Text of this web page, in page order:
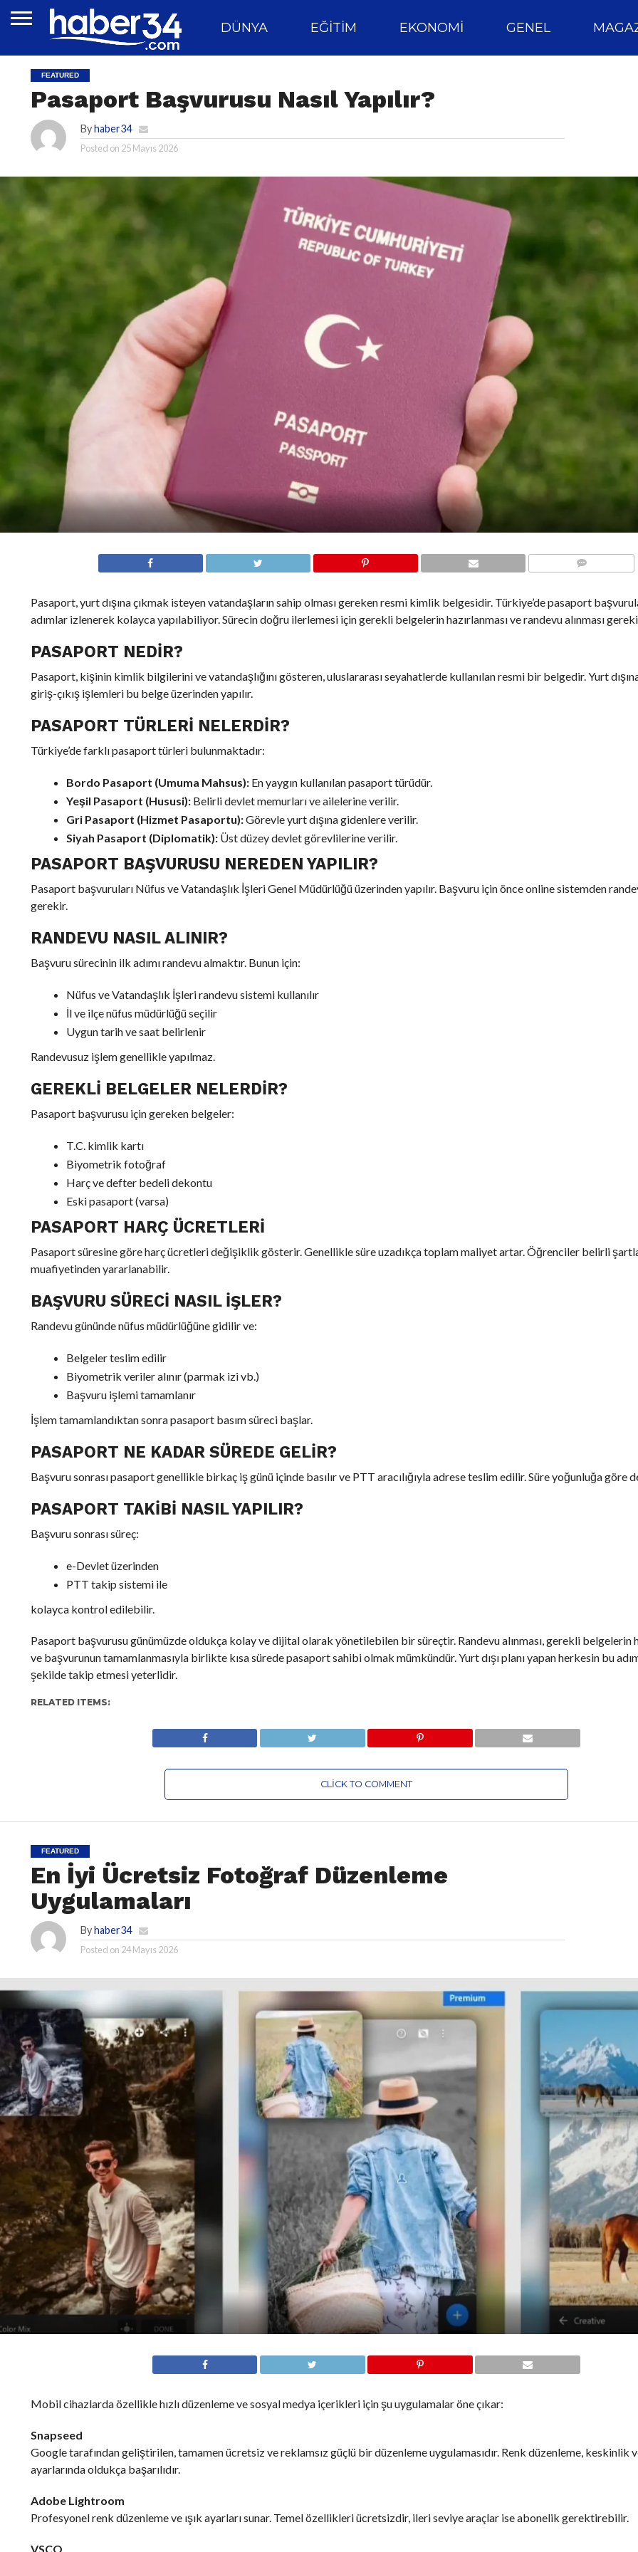
DÜNYA EĞITIM EKONOMI GENEL
FEATURED
Pasaport Başvurusu Nasıl Yapılır?
Byhaber34
Posted on 25 Mayıs 2026
Pasaport, yurt dışına çıkmak isteyen vatandaşların sahip olması gereken resmi kimlik belgesidir. Türkiye’de pasaport
adımlar izlenerek kolayca yapılabiliyor. Sürecin doğru ilerlemesi için gerekli belgelerin hazırlanması ve randevu alınması
PASAPORT NEDIR?
Pasaport, kişinin kimlik bilgilerini ve vatandaşlığını gösteren, uluslararası seyahatlerde kullanılan resmi bir belgedir. Yurt
giriş-çıkış işlemleri bu belge üzerinden yapılır.
PASAPORT TÜRLERI NELERDIR?
Türkiye’de farklı pasaport türleri bulunmaktadır:
Bordo Pasaport (Umuma Mahsus):En yaygın kullanılan pasaport türüdür.
Yeşil Pasaport (Hususi):Belirli devlet memurları ve ailelerine verilir.
Gri Pasaport (Hizmet Pasaportu):Görevle yurt dışına gidenlere verilir.
Siyah Pasaport (Diplomatik):Üst düzey devlet görevlilerine verilir.
PASAPORT BAŞVURUSU NEREDEN YAPILIR?
Pasaport başvuruları Nüfus ve Vatandaşlık İşleri Genel Müdürlüğü üzerinden yapılır. Başvuru için önce online sistemden
gerekir.
RANDEVU NASIL ALINIR?
Başvuru sürecinin ilk adımı randevu almaktır. Bunun için:
Nüfus ve Vatandaşlık İşleri randevu sistemi kullanılır
İl ve ilçe nüfus müdürlüğü seçilir
Uygun tarih ve saat belirlenir
Randevusuz işlem genellikle yapılmaz.
GEREKLI BELGELER NELERDIR?
Pasaport başvurusu için gereken belgeler:
T.C. kimlik kartı
Biyometrik fotoğraf
Harç ve defter bedeli dekontu
Eski pasaport (varsa)
PASAPORT HARÇ ÜCRETLERI
Pasaport süresine göre harç ücretleri değişiklik gösterir. Genellikle süre uzadıkça toplam maliyet artar. Öğrenciler belirli
muafiyetinden yararlanabilir.
BAŞVURU SÜRECI NASIL İŞLER?
Randevu gününde nüfus müdürlüğüne gidilir ve:
Belgeler teslim edilir
Biyometrik veriler alınır (parmak izi vb.)
Başvuru işlemi tamamlanır
İşlem tamamlandıktan sonra pasaport basım süreci başlar.
PASAPORT NE KADAR SÜREDE GELIR?
Başvuru sonrası pasaport genellikle birkaç iş günü içinde basılır ve PTT aracılığıyla adrese teslim edilir. Süre yoğunluğa göre
PASAPORT TAKIBI NASIL YAPILIR?
Başvuru sonrası süreç:
e-Devlet üzerinden
PTT takip sistemi ile
kolayca kontrol edilebilir.
Pasaport başvurusu günümüzde oldukça kolay ve dijital olarak yönetilebilen bir süreçtir. Randevu alınması, gerekli belgelerin
ve başvurunun tamamlanmasıyla birlikte kısa sürede pasaport sahibi olmak mümkündür. Yurt dışı planı yapan herkesin bu
şekilde takip etmesi yeterlidir.
RELATED ITEMS:
CLICK TO COMMENT
FEATURED
En İyi Ücretsiz Fotoğraf Düzenleme
Uygulamaları
Byhaber34
Posted on 24 Mayıs 2026
Mobil cihazlarda özellikle hızlı düzenleme ve sosyal medya içerikleri için şu uygulamalar öne çıkar:
Snapseed
Google tarafından geliştirilen, tamamen ücretsiz ve reklamsız güçlü bir düzenleme uygulamasıdır. Renk düzenleme, keskinlik
ayarlarında oldukça başarılıdır.
Adobe Lightroom
Profesyonel renk düzenleme ve ışık ayarları sunar. Temel özellikleri ücretsizdir, ileri seviye araçlar ise abonelik gerektirebilir.
VSCO